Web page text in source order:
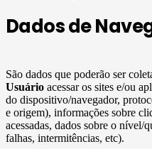
Dados de
São dados que poderão ser
Usuário acessar os sites e/ou
do dispositivo/navegador,
e origem), informações sobre
acessadas, dados sobre o nível/
falhas, intermitências, etc).